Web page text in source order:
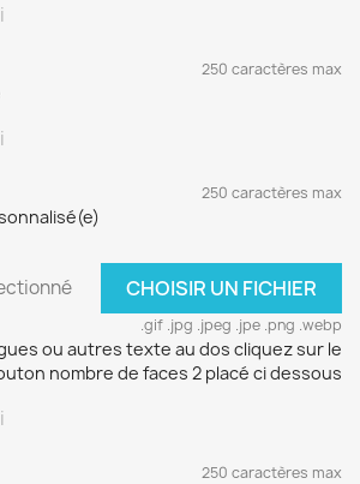
250 caractères max
250 caractères max
CHOISIR UN FICHIER
.gif .jpg .jpeg .jpe .png .webp
ou autres texte au dos cliquez sur le
nombre de faces 2 placé ci dessous
250 caractères max